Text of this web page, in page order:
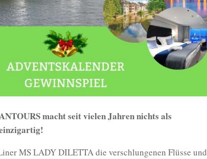
macht seit vielen Jahren nichts als
MS LADY DILETTA die verschlungenen Flüsse und